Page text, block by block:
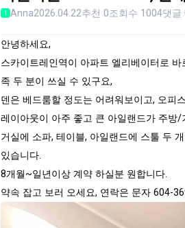
1 Anna2026.04.22추천 0조회수 1004댓글
안녕하세요,
스카이트레인역이 아파트 엘리베이터로
족 두 분이 쓰실 수 있구요,
덴은 베드룸할 정도는 어려워보이고, 오피
레이아웃이 아주 좋고 큰 아일랜드가 주방
거실에 소파, 테이블, 아일랜드에 스툴 두
있습니다.
8개월~일년이상 계약 하실분 원합니다.
약속 잡고 보러 오세요, 연락은 문자 604-